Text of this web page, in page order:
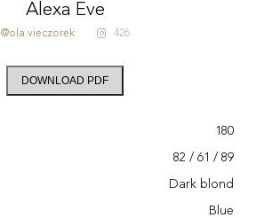
Alexa Eve
@ola.vieczorek 426
DOWNLOAD PDF
180
82 / 61 / 89
Dark blond
Blue